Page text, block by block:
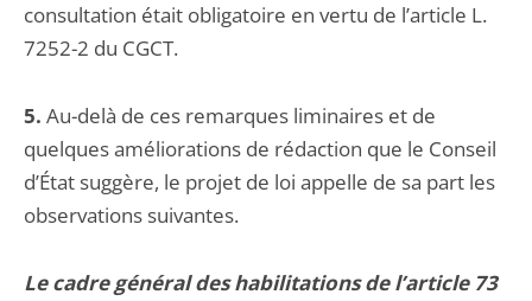
consultation était obligatoire en vertu de l’article L.
7252-2 du CGCT.
5. Au-delà de ces remarques liminaires et de
quelques améliorations de rédaction que le Conseil
d’État suggère, le projet de loi appelle de sa part les
observations suivantes.
Le cadre général des habilitations de l’article 73